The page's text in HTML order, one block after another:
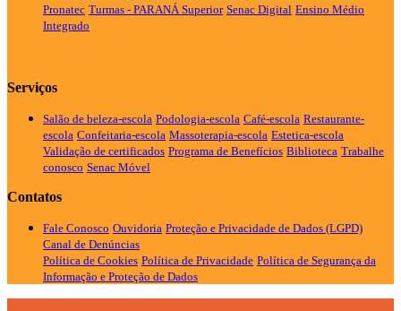
Pronatec Turmas - PARANÁSuperior Senac Digital Ensino Médio
Integrado
Serviços
Salão de beleza-escola Podologia-escola Café-escola Restaurante-
escola Confeitaria-escola Massoterapia-escola Estetica-escola
Validação de certificados Programa de Benefícios Biblioteca Trabalhe
conosco Senac Móvel
Contatos
Fale Conosco Ouvidoria Proteção e Privacidade de Dados (LGPD)
Canal de Denúncias
Política de Cookies Política de Privacidade Política de Segurança da
Informação e Proteção de Dados